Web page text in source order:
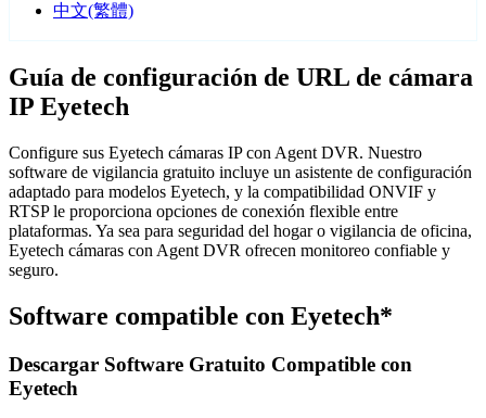
中文(繁體)
Guía de configuración de URL de cámara
IP Eyetech
Configure sus Eyetech cámaras IP con Agent DVR. Nuestro
software de vigilancia gratuito incluye un asistente de configuración
adaptado para modelos Eyetech, y la compatibilidad ONVIF y
RTSP le proporciona opciones de conexión flexible entre
plataformas. Ya sea para seguridad del hogar o vigilancia de oficina,
Eyetech cámaras con Agent DVR ofrecen monitoreo confiable y
seguro.
Software compatible con Eyetech*
Descargar Software Gratuito Compatible con
Eyetech